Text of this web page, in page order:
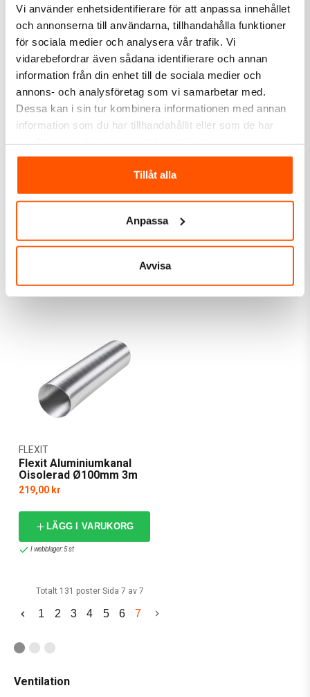
Vi använder enhetsidentifierare för att anpassa innehållet
och annonserna till användarna, tillhandahålla funktioner
för sociala medier och analysera vår trafik. Vi
vidarebefordrar även sådana identifierare och annan
information från din enhet till de sociala medier och
annons- och analysföretag som vi samarbetar med.
Dessa kan i sin tur kombinera informationen med annan
information som du har tillhandahållit eller som de har
Tillåt alla
Anpassa
Avvisa
1 av 2 varianter i webblager
Flexit Badrumsfläkt 100
FLEXIT
Flexit Aluminiumkanal
Oisolerad Ø125mm 3m
FLEXIT
Flexit Aluminiumkanal
Oisolerad Ø100mm 3m
FLEXIT
219,00 kr
LÄGG I VARUKORG
I webblager: 5 st
Totalt 131 poster Sida 7 av 7
1 2 3 4 5 6 7
Ventilation